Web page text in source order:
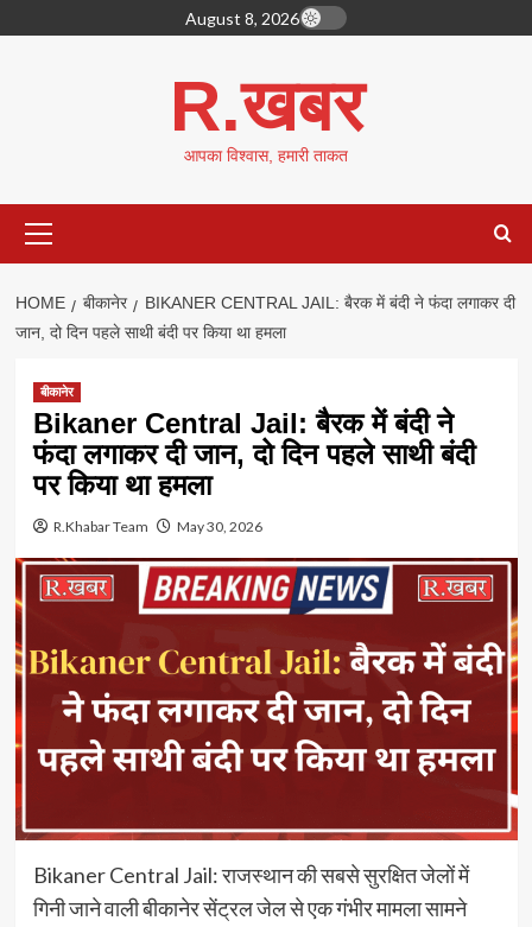
to
August 8, 2026
R.खबर
आपका विश्वास, हमारी ताकत
Menu
HOME बीकानेर
BIKANER CENTRAL JAIL: बैरक में बंदी ने फंदा लगाकर दी
जान, दो दिन पहले साथी बंदी पर किया था हमला
बीकानेर
Bikaner Central Jail: बैरक में बंदी ने
फंदा लगाकर दी जान, दो दिन पहले साथी बंदी
पर किया था हमला
R.Khabar Team May 30, 2026
Bikaner Central Jail: राजस्थान की सबसे सुरक्षित जेलों में
गिनी जाने वाली बीकानेर सेंट्रल जेल से एक गंभीर मामला सामने